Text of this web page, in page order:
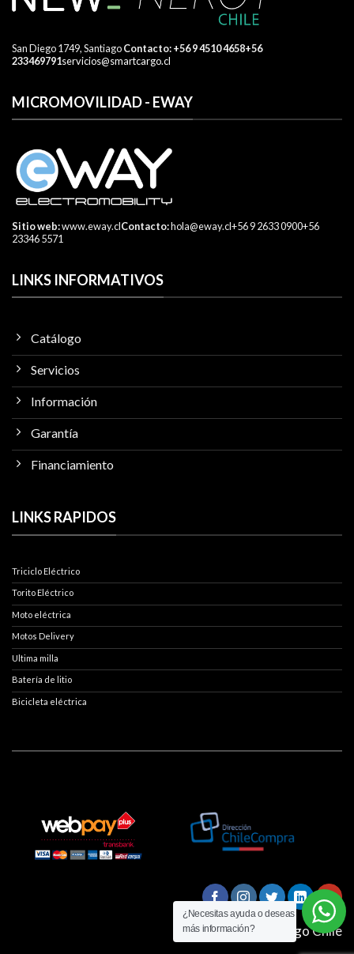
San Diego 1749, Santiago​ Contacto:+56 9 4510 4658+56
233469791servicios@smartcargo.cl
MICROMOVILIDAD - EWAY
Sitio web:www.eway.clContacto:hola@eway.cl+56 9 2633 0900+56
23346 5571
LINKS INFORMATIVOS
Catálogo
Servicios
Información
Garantía
Financiamiento
LINKS RAPIDOS
Triciclo Eléctrico
Torito Eléctrico
Moto eléctrica
Motos Delivery
Ultima milla
Batería de litio
Bicicleta eléctrica
© Smart Cargo Chile
¿Necesitas ayuda o deseas
más información?